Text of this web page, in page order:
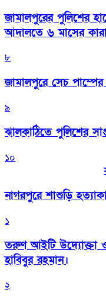
জামালপুরের পুলিশের
আদালতে ৬ মাসের
৮
জামালপুরে সেচ
৯
‎ঝালকাঠিতে পুলিশের
১০
নাগরপুরে শাশুড়ি
১
তরুণ আইটি উদ্যোক্তা ও
হাবিবুর রহমান।
২